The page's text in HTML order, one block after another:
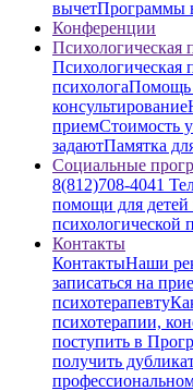
вычетПрограммы
Конференции
Психологическая
Психологическая
психологаПомощь
консультирование
приемСтоимость
задаютПамятка
Социальные
8(812)708-4041
помощи для детей
психологической
Контакты
КонтактыНаши
записаться на
психотерапевту
психотерапии,
поступить в
получить